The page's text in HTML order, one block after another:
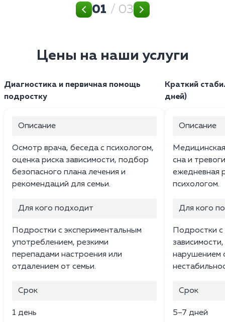
01 / 03
Цены на наши услуги
Диагностика и первичная помощь
подростку
Описание
Осмотр врача, беседа с психологом,
оценка риска зависимости, подбор
безопасного плана лечения и
рекомендаций для семьи.
Для кого подходит
Подростки с экспериментальным
употреблением, резкими
перепадами настроения или
отдалением от семьи.
Срок
1 день
Краткий
дней)
Описание
сна и
ежедневная
психологом.
Для кого
Подростки с
нарушением
Срок
5–7 дней